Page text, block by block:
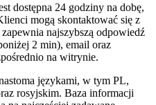
dostępna 24 godziny na dobę,
mogą skontaktować się z
najszybszą odpowiedź
2 min), email oraz
na witrynie.
językami, w tym PL,
rosyjskim. Baza informacji